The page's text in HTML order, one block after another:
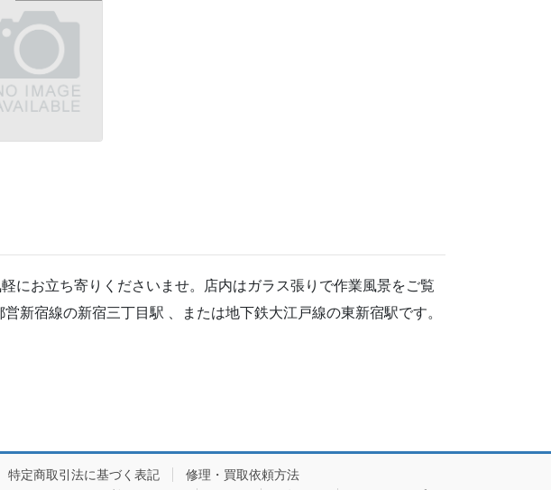
にお立ち寄りくださいませ。店内はガラス張りで作業風景をご覧
新宿線の新宿三丁目駅 、または地下鉄大江戸線の東新宿駅です。
特定商取引法に基づく表記
修理・買取依頼方法